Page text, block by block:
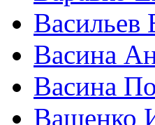
Васильев
Васина
Васина
Ващенко